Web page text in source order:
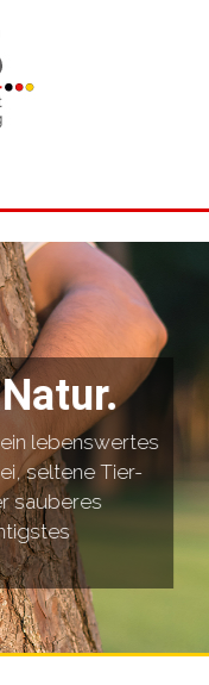
lebenswertes
seltene Tier-
sauberes